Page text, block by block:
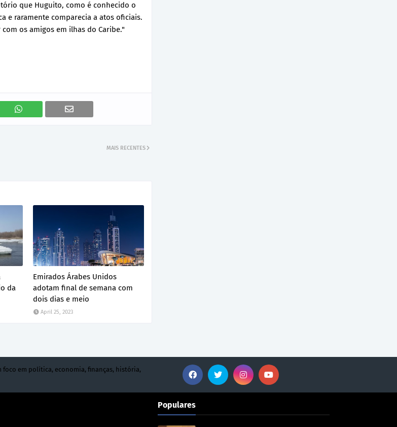
que Huguito, como é conhecido o
e raramente comparecia a atos oficiais.
os amigos em ilhas do Caribe."
MAIS RECENTES
da
Emirados Árabes Unidos
adotam final de semana com
dois dias e meio
April 25, 2023
em política, economia, finanças, história,
Populares